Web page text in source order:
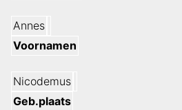
Annes
Voornamen
Nicodemus
Geb.plaats